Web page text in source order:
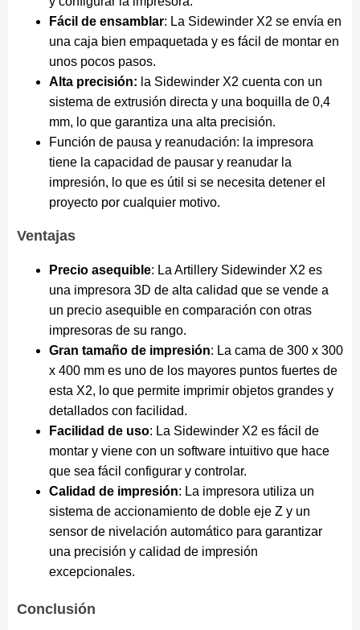
Fácil de ensamblar: La Sidewinder X2 se envía en
una caja bien empaquetada y es fácil de montar en
unos pocos pasos.
Alta precisión: la Sidewinder X2 cuenta con un
sistema de extrusión directa y una boquilla de 0,4
mm, lo que garantiza una alta precisión.
Función de pausa y reanudación: la impresora
tiene la capacidad de pausar y reanudar la
impresión, lo que es útil si se necesita detener el
proyecto por cualquier motivo.
Ventajas
Precio asequible: La Artillery Sidewinder X2 es
una impresora 3D de alta calidad que se vende a
un precio asequible en comparación con otras
impresoras de su rango.
Gran tamaño de impresión: La cama de 300 x 300
x 400 mm es uno de los mayores puntos fuertes de
esta X2, lo que permite imprimir objetos grandes y
detallados con facilidad.
Facilidad de uso: La Sidewinder X2 es fácil de
montar y viene con un software intuitivo que hace
que sea fácil configurar y controlar.
Calidad de impresión: La impresora utiliza un
sistema de accionamiento de doble eje Z y un
sensor de nivelación automático para garantizar
una precisión y calidad de impresión
excepcionales.
Conclusión